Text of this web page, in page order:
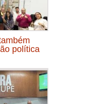
política